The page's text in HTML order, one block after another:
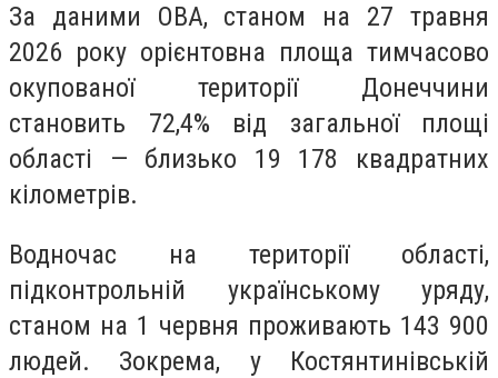
За даними ОВА, станом на 27 травня
2026 року орієнтовна площа тимчасово
окупованої території Донеччини
становить 72,4% від загальної площі
області — близько 19 178 квадратних
кілометрів.
Водночас на території області,
підконтрольній українському уряду,
станом на 1 червня проживають 143 900
людей. Зокрема, у Костянтинівській